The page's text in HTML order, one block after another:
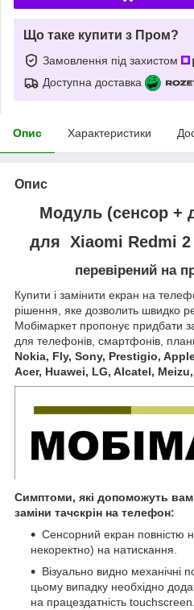
Що таке купити з Пром?
Замовлення під захистом
Доступна доставка
Опис Характеристики
Опис
Модуль (сенсор +
для Xiaomi Redmi 2
перевірений на
Купити і замінити екран на
рішення, яке дозволить швидко
Мобімаркет пропонує придбати
для телефонів, смартфонів,
Nokia, Fly, Sony, Prestigio,
Acer, Huawei, LG, Alcatel, Meizu,
Симптоми, які допоможуть вам
заміни тачскрін на телефон:
Сенсорний екран повністю
некоректно) на натискання.
Візуально видно механічні
цьому випадку необхідно
на працездатність